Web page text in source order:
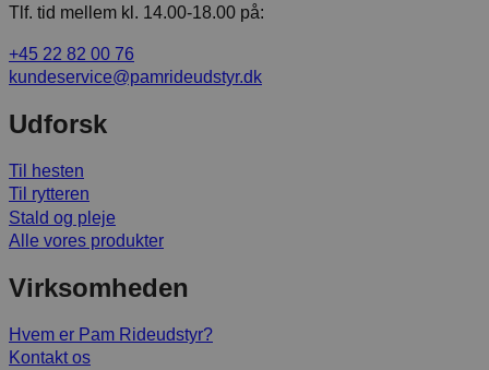
Tlf. tid mellem kl. 14.00-18.00 på:
+45 22 82 00 76
kundeservice@pamrideudstyr.dk
Udforsk
Til hesten
Til rytteren
Stald og pleje
Alle vores produkter
Virksomheden
Hvem er Pam Rideudstyr?
Kontakt os